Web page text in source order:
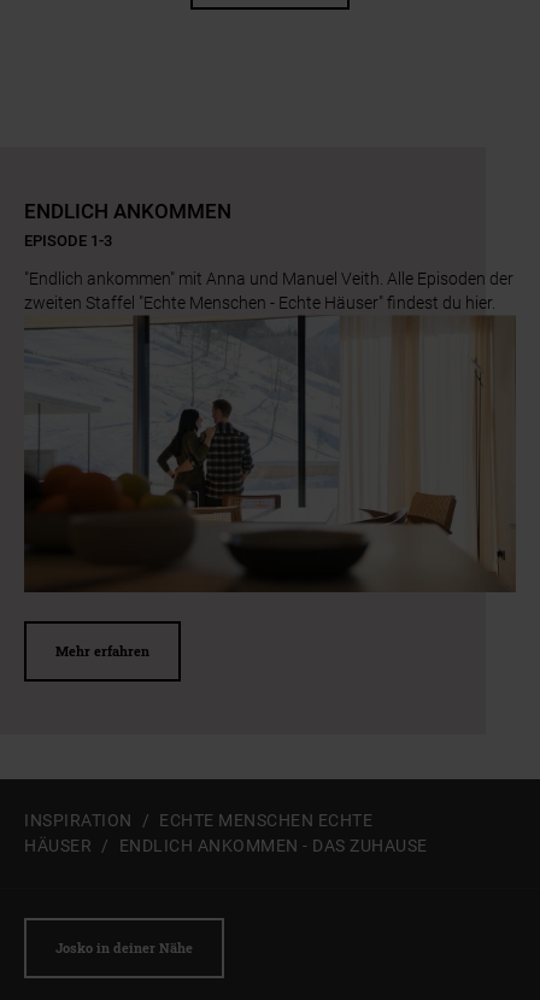
ENDLICH ANKOMMEN
EPISODE 1-3
"Endlich ankommen" mit Anna und Manuel Veith. Alle Episoden der
zweiten Staffel "Echte Menschen - Echte Häuser" findest du hier.
Slider überspringen
Mehr erfahren
INSPIRATION
ECHTE MENSCHEN ECHTE
HÄUSER
ENDLICH ANKOMMEN - DAS ZUHAUSE
Josko in deiner Nähe